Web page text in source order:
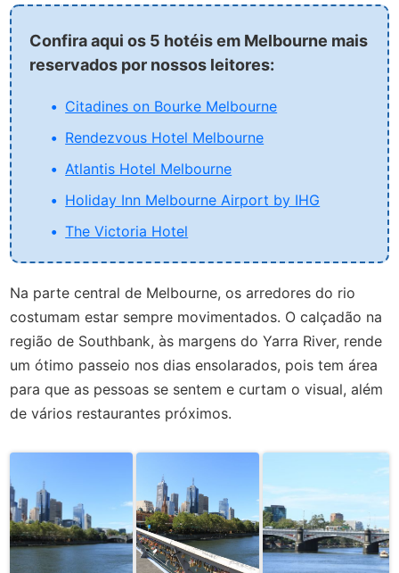
Confira aqui os 5 hotéis em Melbourne mais
reservados por nossos leitores:
Citadines on Bourke Melbourne
Rendezvous Hotel Melbourne
Atlantis Hotel Melbourne
Holiday Inn Melbourne Airport by IHG
The Victoria Hotel
Na parte central de Melbourne, os arredores do rio
costumam estar sempre movimentados. O calçadão na
região de Southbank, às margens do Yarra River, rende
um ótimo passeio nos dias ensolarados, pois tem área
para que as pessoas se sentem e curtam o visual, além
de vários restaurantes próximos.